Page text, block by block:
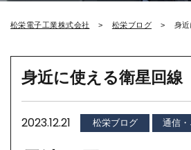
松栄電子工業株式会社 松栄ブログ 身
身近に使える衛星回線
2023.12.21 松栄ブログ 通信